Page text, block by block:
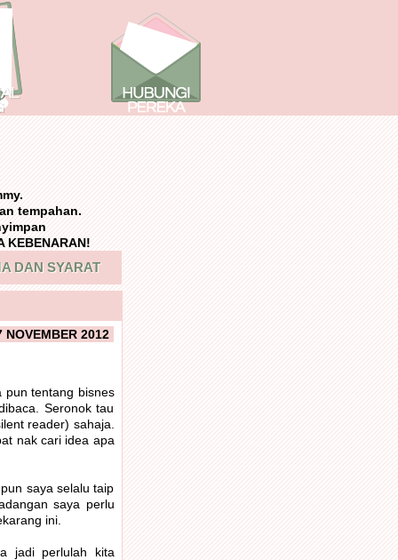
tempahan.
DAN SYARAT
NOVEMBER 2012
pun tentang bisnes
Seronok tau
reader) sahaja.
nak cari idea apa
saya selalu taip
saya perlu
ini.
jadi perlulah kita